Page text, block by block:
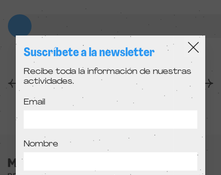
Anterior
Suscríbete a la newsletter
Recibe toda la información de nuestras
actividades.
Email
Nombre